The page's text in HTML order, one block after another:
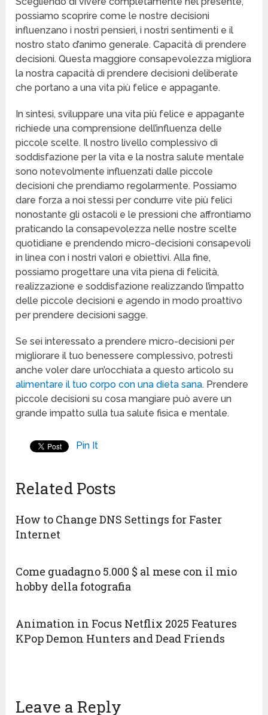
possiamo scoprire come le nostre decisioni
influenzano i nostri pensieri, i nostri sentimenti e il
nostro stato d’animo generale. Capacità di prendere
decisioni. Questa maggiore consapevolezza migliora
la nostra capacità di prendere decisioni deliberate
che portano a una vita più felice e appagante.
In sintesi, sviluppare una vita più felice e appagante
richiede una comprensione dell’influenza delle
piccole scelte. Il nostro livello complessivo di
soddisfazione per la vita e la nostra salute mentale
sono notevolmente influenzati dalle piccole
decisioni che prendiamo regolarmente. Possiamo
dare forza a noi stessi per condurre vite più felici
nonostante gli ostacoli e le pressioni che affrontiamo
praticando la consapevolezza nelle nostre scelte
quotidiane e prendendo micro-decisioni consapevoli
in linea con i nostri valori e obiettivi. Alla fine,
possiamo progettare una vita piena di felicità,
realizzazione e soddisfazione realizzando l’impatto
delle piccole decisioni e agendo in modo proattivo
per prendere decisioni sagge.
Se sei interessato a prendere micro-decisioni per
migliorare il tuo benessere complessivo, potresti
anche voler dare un’occhiata a questo articolo su
alimentare il tuo corpo con una dieta sana. Prendere
piccole decisioni su cosa mangiare può avere un
grande impatto sulla tua salute fisica e mentale.
Pin It
Related Posts
How to Change DNS Settings for Faster
Internet
Come guadagno 5.000 $ al mese con il mio
hobby della fotografia
Animation in Focus Netflix 2025 Features
KPop Demon Hunters and Dead Friends
Leave a Reply